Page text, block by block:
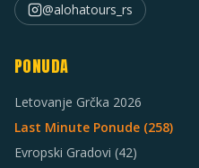
@alohatours_rs
PONUDA
Letovanje Grčka 2026
Last Minute Ponude (258)
Evropski Gradovi (42)